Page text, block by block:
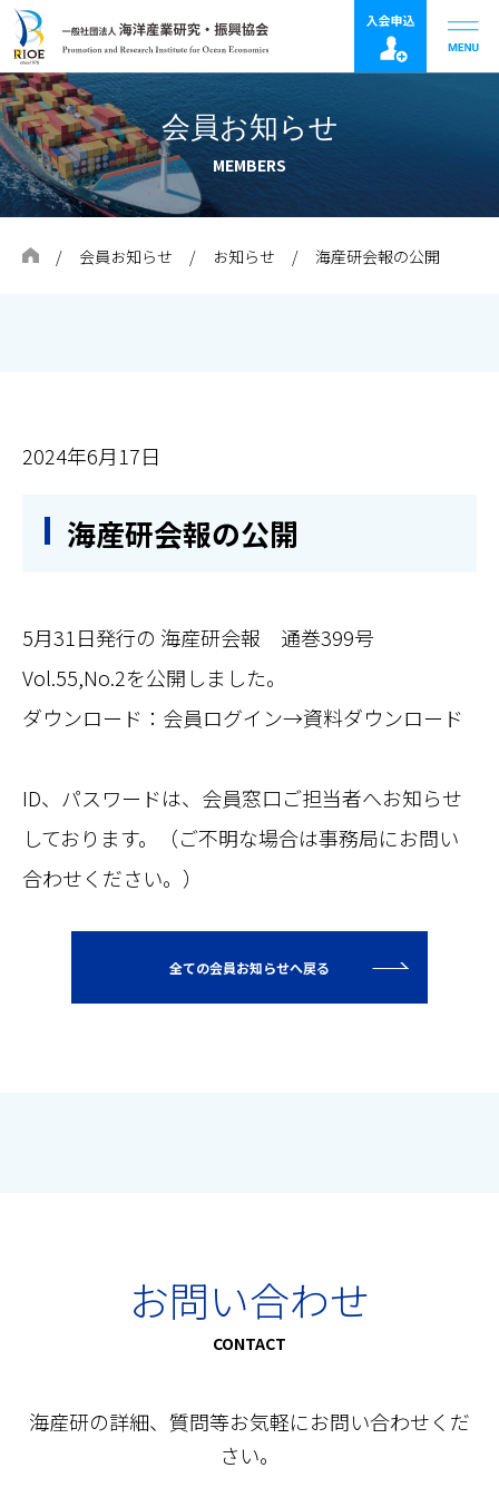
会員お知らせ
MEMBERS
会員お知らせ お知らせ 海産研会報の公開
2024年6月17日
海産研会報の公開
5月31日発行の 海産研会報 通巻399号
Vol.55,No.2を公開しました。
ダウンロード：会員ログイン→資料ダウンロード
ID、パスワードは、会員窓口ご担当者へお知らせ
しております。（ご不明な場合は事務局にお問い
合わせください。）
全ての会員お知らせへ戻る
お問い合わせ
CONTACT
海産研の詳細、質問等お気軽にお問い合わせくだ
さい。